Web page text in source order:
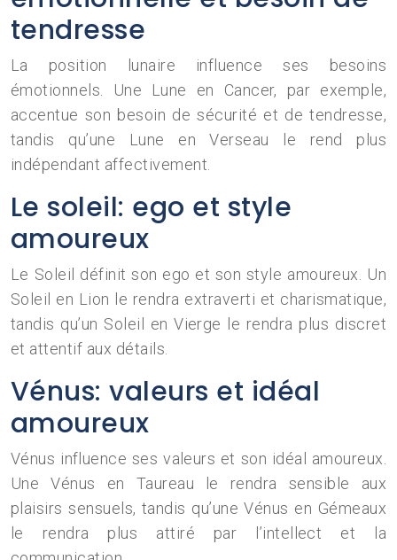
tendresse
La position lunaire influence ses besoins
émotionnels. Une Lune en Cancer, par exemple,
accentue son besoin de sécurité et de tendresse,
tandis qu’une Lune en Verseau le rend plus
indépendant affectivement.
Le soleil: ego et style
amoureux
Le Soleil définit son ego et son style amoureux. Un
Soleil en Lion le rendra extraverti et charismatique,
tandis qu’un Soleil en Vierge le rendra plus discret
et attentif aux détails.
Vénus: valeurs et idéal
amoureux
Vénus influence ses valeurs et son idéal amoureux.
Une Vénus en Taureau le rendra sensible aux
plaisirs sensuels, tandis qu’une Vénus en Gémeaux
le rendra plus attiré par l’intellect et la